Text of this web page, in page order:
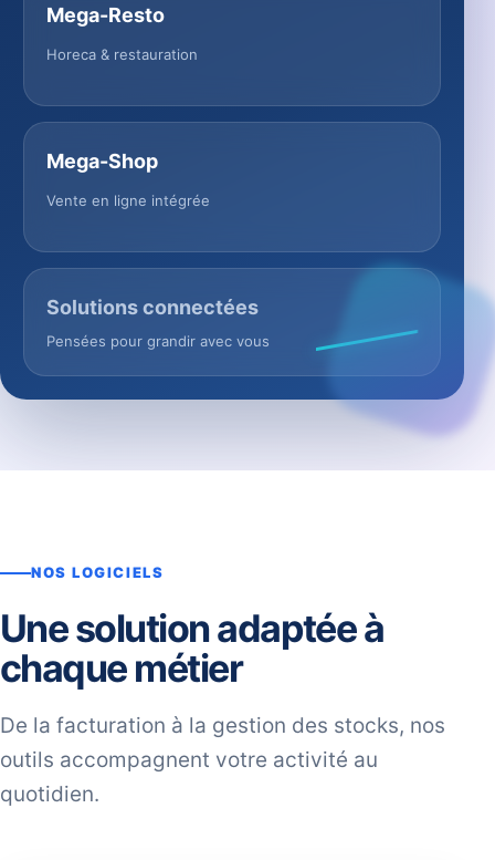
Mega-Resto
Horeca & restauration
Mega-Shop
Vente en ligne intégrée
Solutions connectées
Pensées pour grandir avec vous
NOS LOGICIELS
Une solution adaptée à
chaque métier
De la facturation à la gestion des stocks, nos
outils accompagnent votre activité au
quotidien.